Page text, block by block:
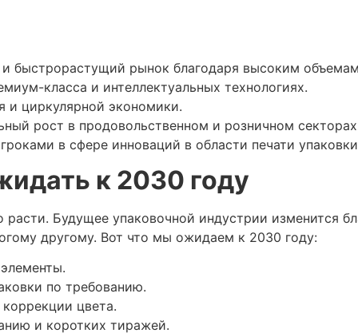
быстрорастущий рынок благодаря высоким объемам
класса и интеллектуальных технологиях.
и циркулярной экономики.
рост в продовольственном и розничном
в сфере инноваций в области печати
к 2030 году
Будущее упаковочной индустрии изменится
другому. Вот что мы ожидаем к 2030 году:
по требованию.
цвета.
и коротких тиражей.